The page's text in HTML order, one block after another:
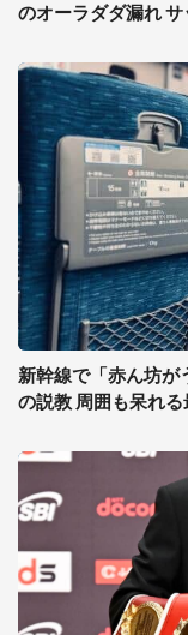
のオーラダダ漏れ
新幹線で「赤ん坊
の説教 周囲も呆れる